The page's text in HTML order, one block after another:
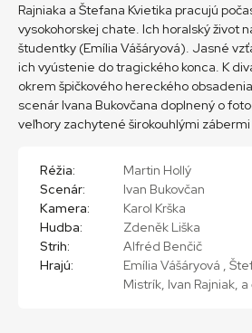
Rajniaka a Štefana Kvietika pracujú
vysokohorskej chate. Ich horalský život
študentky (Emília Vášáryová). Jasné
ich vyústenie do tragického konca. K
okrem špičkového hereckého
scenár Ivana Bukovčana doplnený o
veľhory zachytené širokouhlými zábermi
Réžia:
Martin Hollý
Scenár:
Ivan Bukovčan
Kamera:
Karol Krška
Hudba:
Zdeněk Liška
Strih:
Alfréd Benčič
Hrajú:
Emília Vášáryová ,
Mistrík, Ivan Rajniak, a